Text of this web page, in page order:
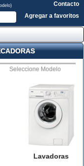
Contacto
Agregar a favoritos
Seleccione Modelo
Lavadoras